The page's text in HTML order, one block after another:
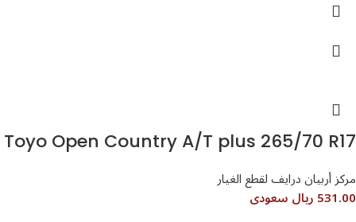
Toyo Open Country A/T plus 265/70 R17
مركز أربيان درايف لقطع الغيار
531.00 ريال سعودى